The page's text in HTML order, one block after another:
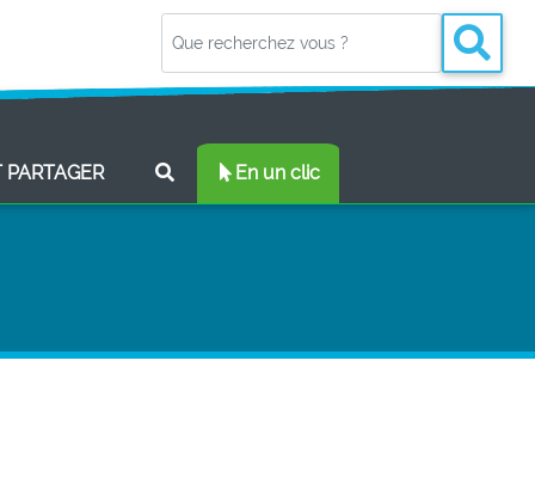
PARTAGER(CURRENT) En un clic